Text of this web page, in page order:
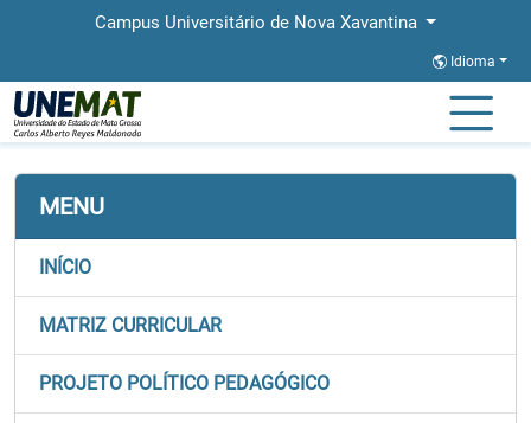
Campus Universitário de Nova Xavantina
Idioma
Página Inicial
MENU
INÍCIO
MATRIZ CURRICULAR
PROJETO POLÍTICO PEDAGÓGICO